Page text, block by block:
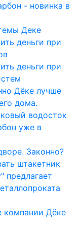
- новинка в
Деке
деньги при
деньги при
Дёке лучше
дома.
водосток
уже в
Законно?
штакетник
предлагает
компании Дёке